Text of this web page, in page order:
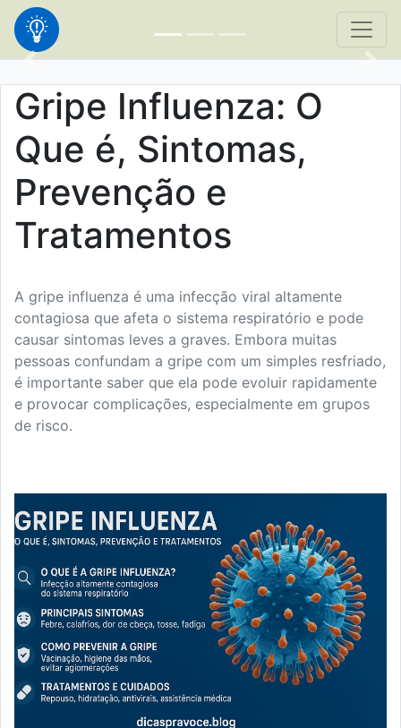
Gripe Influenza: O
Que é, Sintomas,
Prevenção e
Tratamentos
A gripe influenza é uma infecção viral altamente
contagiosa que afeta o sistema respiratório e pode
causar sintomas leves a graves. Embora muitas
pessoas confundam a gripe com um simples resfriado,
é importante saber que ela pode evoluir rapidamente
e provocar complicações, especialmente em grupos
de risco.